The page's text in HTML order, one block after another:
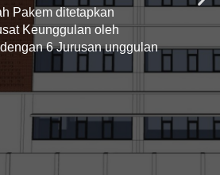
Pakem ditetapkan
Keunggulan oleh
6 Jurusan unggulan